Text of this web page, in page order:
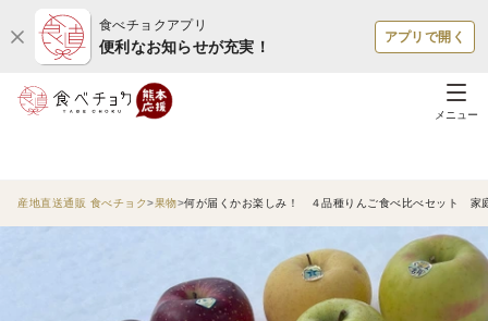
食べチョクアプリ
便利なお知らせが充実！
アプリで開く
メニュー
産地直送通販 食べチョク 果物 何が届くかお楽しみ！ ４品種りんご食べ比べセット